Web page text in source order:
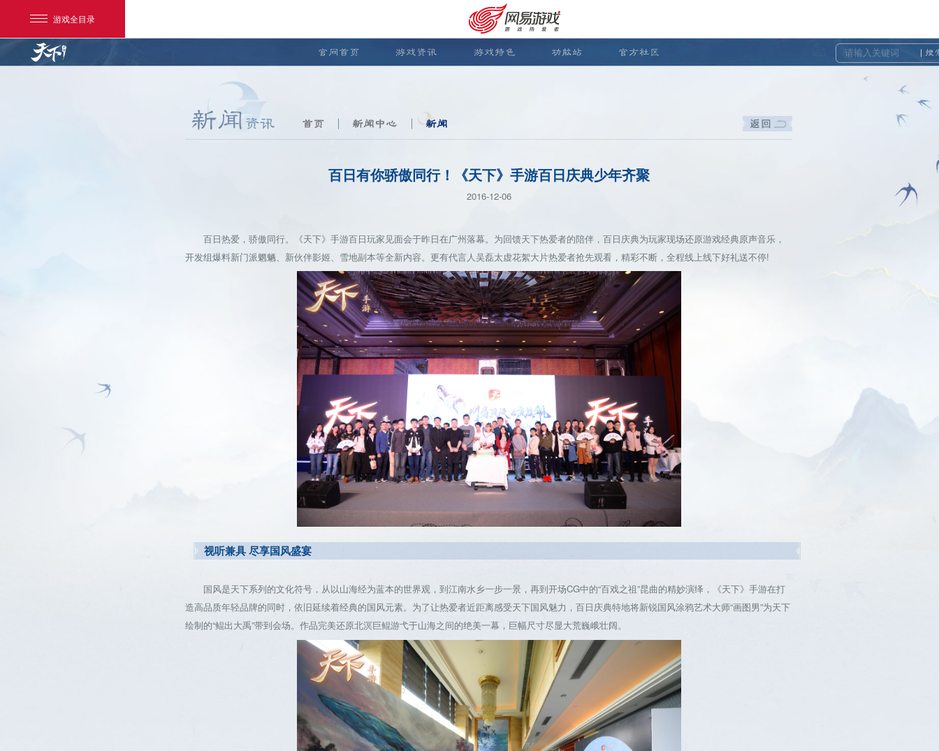
游戏全目录
安卓充值 客服中心
官网首页 游戏资讯 游戏特色 功能站 官方社区 搜
首页 新闻中心 新闻
百日有你骄傲同行！《天下》手游百日庆典少年齐聚
2016-12-06
百日热爱，骄傲同行。《天下》手游百日玩家见面会于昨日在广州落幕。为回馈天下热爱者的陪伴，百日庆典为玩家现场还原游戏经典原声音乐，
开发组爆料新门派魍魉、新伙伴影姬、雪地副本等全新内容。更有代言人吴磊太虚花絮大片热爱者抢先观看，精彩不断，全程线上线下好礼送不停!
视听兼具 尽享国风盛宴
国风是天下系列的文化符号，从以山海经为蓝本的世界观，到江南水乡一步一景，再到开场CG中的“百戏之祖”昆曲的精妙演绎，《天下》手游在打
造高品质年轻品牌的同时，依旧延续着经典的国风元素。为了让热爱者近距离感受天下国风魅力，百日庆典特地将新锐国风涂鸦艺术大师“画图男”为天下
绘制的“鲲出大禹”带到会场。作品完美还原北溟巨鲲游弋于山海之间的绝美一幕，巨幅尺寸尽显大荒巍峨壮阔。